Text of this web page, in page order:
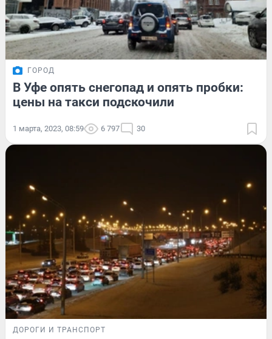
ГОРОД
В Уфе опять снегопад и опять пробки:
цены на такси подскочили
1 марта, 2023, 08:59 6 797 30
ДОРОГИ И ТРАНСПОРТ